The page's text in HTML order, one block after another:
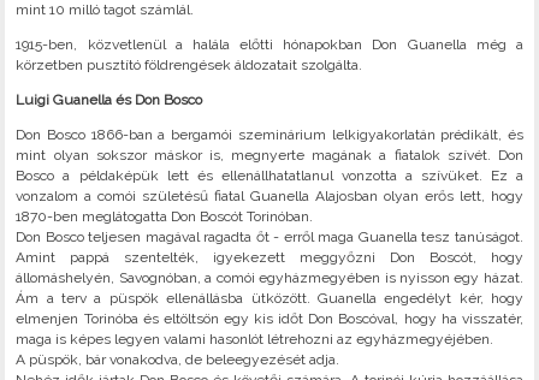
mint 10 milló tagot számlál.
1915-ben, közvetlenül a halála előtti hónapokban Don Guanella még a
körzetben pusztító földrengések áldozatait szolgálta.
Luigi Guanella és Don Bosco
Don Bosco 1866-ban a bergamói szeminárium lelkigyakorlatán prédikált, és
mint olyan sokszor máskor is, megnyerte magának a fiatalok szívét. Don
Bosco a példaképük lett és ellenállhatatlanul vonzotta a szívüket. Ez a
vonzalom a comói születésű fiatal Guanella Alajosban olyan erős lett, hogy
1870-ben meglátogatta Don Boscót Torinóban.
Don Bosco teljesen magával ragadta őt - erről maga Guanella tesz tanúságot.
Amint pappá szentelték, igyekezett meggyőzni Don Boscót, hogy
állomáshelyén, Savognóban, a comói egyházmegyében is nyisson egy házat.
Ám a terv a püspök ellenállásba ütközött. Guanella engedélyt kér, hogy
elmenjen Torinóba és eltöltsön egy kis időt Don Boscóval, hogy ha visszatér,
maga is képes legyen valami hasonlót létrehozni az egyházmegyéjében.
A püspök, bár vonakodva, de beleegyezését adja.